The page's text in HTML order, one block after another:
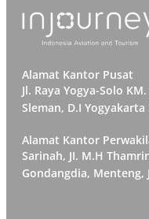
Alamat Kantor Pusat
Jl. Raya Yogya-Solo
Sleman, D.I Yogyakarta
Alamat Kantor
Sarinah, JI. M.H
Gondangdia, Menteng,